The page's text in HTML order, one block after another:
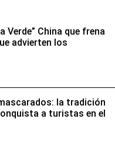
Verde” China que frena
advierten los
la tradición
a turistas en el